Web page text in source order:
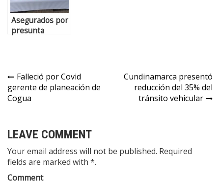
Asegurados por
presunta
Tocancipá y
Zipaquirá
Falleció por Covid
gerente de planeación de
Cogua
Cundinamarca presentó
reducción del 35% del
tránsito vehicular
LEAVE COMMENT
Your email address will not be published. Required
fields are marked with *.
Comment